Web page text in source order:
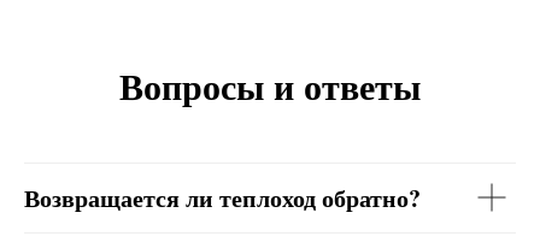
Вопросы и ответы
Возвращается ли теплоход обратно?